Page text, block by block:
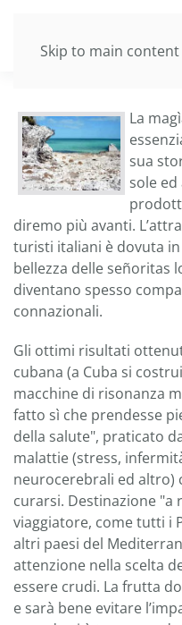
Skip to main content
La
sua
sole ed
diremo più avanti.
turisti italiani è dovuta
bellezza delle señoritas
diventano spesso
connazionali.
Gli ottimi risultati
cubana (a Cuba si
macchine di risonanza
fatto sì che prendesse
della salute", praticato
malattie (stress,
neurocerebrali ed altro)
curarsi. Destinazione "a
viaggiatore, come tutti i
altri paesi del
attenzione nella scelta
essere crudi. La frutta
e sarà bene evitare